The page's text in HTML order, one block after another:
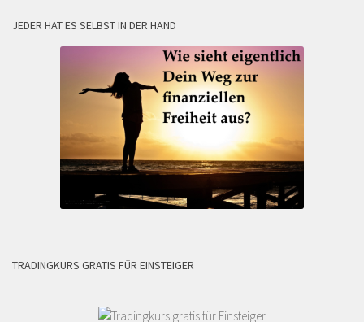
JEDER HAT ES SELBST IN DER HAND
TRADINGKURS GRATIS FÜR EINSTEIGER